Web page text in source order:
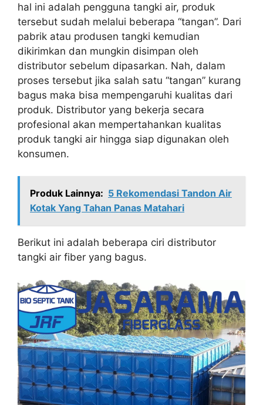
hal ini adalah pengguna tangki air, produk
tersebut sudah melalui beberapa “tangan”. Dari
pabrik atau produsen tangki kemudian
dikirimkan dan mungkin disimpan oleh
distributor sebelum dipasarkan. Nah, dalam
proses tersebut jika salah satu “tangan” kurang
bagus maka bisa mempengaruhi kualitas dari
produk. Distributor yang bekerja secara
profesional akan mempertahankan kualitas
produk tangki air hingga siap digunakan oleh
konsumen.
Produk Lainnya: 5 Rekomendasi Tandon Air
Kotak Yang Tahan Panas Matahari
Berikut ini adalah beberapa ciri distributor
tangki air fiber yang bagus.